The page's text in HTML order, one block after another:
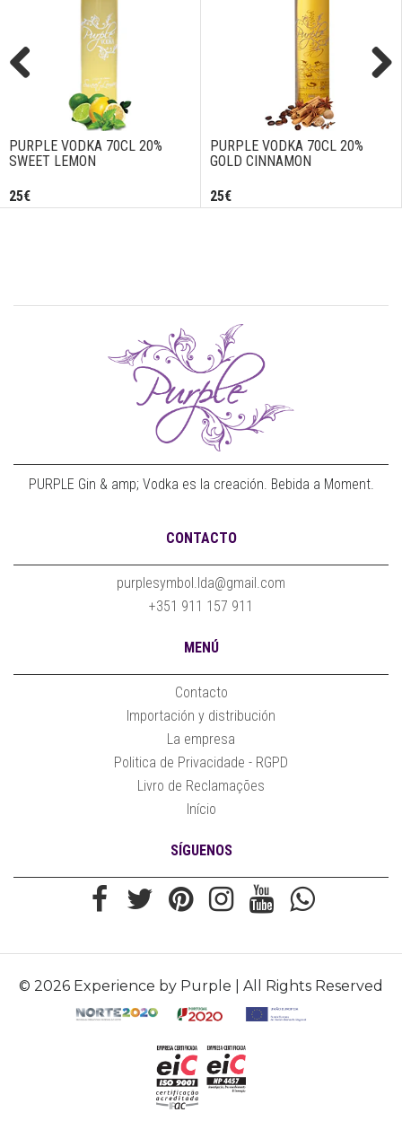
PURPLE VODKA 70CL 20%
SWEET LEMON
25€
PURPLE VODKA 70CL 20%
GOLD CINNAMON
25€
PURPLE Gin & amp; Vodka es la creación. Bebida a Moment.
CONTACTO
purplesymbol.lda@gmail.com
+351 911 157 911
MENÚ
Contacto
Importación y distribución
La empresa
Politica de Privacidade - RGPD
Livro de Reclamações
Início
SÍGUENOS
© 2026 Experience by Purple | All Rights Reserved